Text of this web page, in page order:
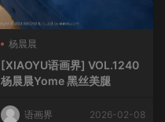
杨晨晨
[XIAOYU语画界] VOL.1240
杨晨晨Yome 黑丝美腿
语画界 2026-02-08